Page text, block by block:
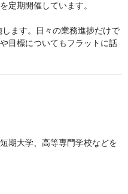
定期開催しています。
ます。日々の業務進捗だけで
目標についてもフラットに話
期大学、高等専門学校などを